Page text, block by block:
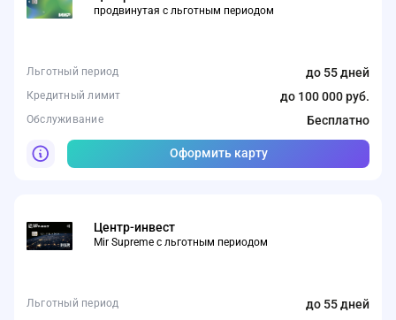
продвинутая с льготным периодом
Льготный период до 55 дней
Кредитный лимит до 100 000 руб.
Обслуживание Бесплатно
Оформить карту
Центр-инвест
Mir Supreme c льготным периодом
Льготный период до 55 дней